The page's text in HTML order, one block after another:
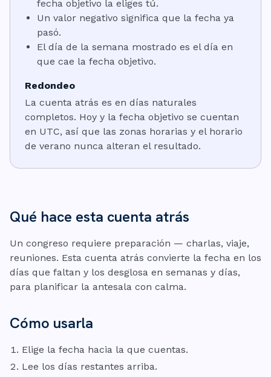
fecha objetivo la eliges tú.
Un valor negativo significa que la fecha ya
pasó.
El día de la semana mostrado es el día en
que cae la fecha objetivo.
Redondeo
La cuenta atrás es en días naturales
completos. Hoy y la fecha objetivo se cuentan
en UTC, así que las zonas horarias y el horario
de verano nunca alteran el resultado.
Qué hace esta cuenta atrás
Un congreso requiere preparación — charlas, viaje,
reuniones. Esta cuenta atrás convierte la fecha en los
días que faltan y los desglosa en semanas y días,
para planificar la antesala con calma.
Cómo usarla
Elige la fecha hacia la que cuentas.
Lee los días restantes arriba.